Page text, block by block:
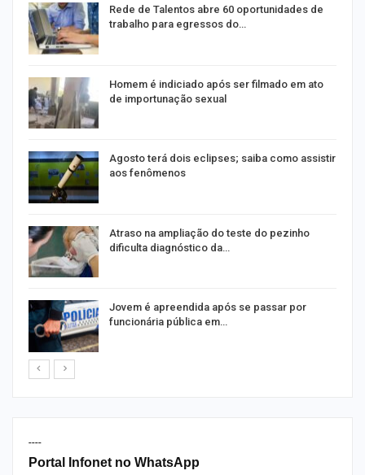
Rede de Talentos abre 60 oportunidades de
trabalho para egressos do…
Homem é indiciado após ser filmado em ato
de importunação sexual
Agosto terá dois eclipses; saiba como assistir
aos fenômenos
Atraso na ampliação do teste do pezinho
dificulta diagnóstico da…
Jovem é apreendida após se passar por
funcionária pública em…
----
Portal Infonet no WhatsApp